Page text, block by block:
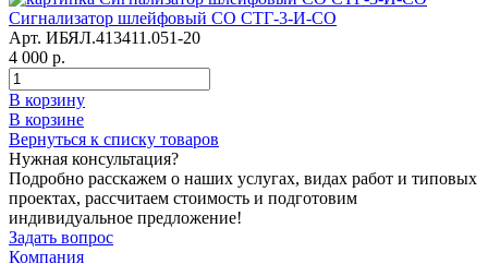
Сигнализатор шлейфовый СО СТГ-3-И-СО
Арт. ИБЯЛ.413411.051-20
4 000 р.
В корзину
В корзине
Вернуться к списку товаров
Нужная консультация?
Подробно расскажем о наших услугах, видах работ и типовых
проектах, рассчитаем стоимость и подготовим
индивидуальное предложение!
Задать вопрос
Компания